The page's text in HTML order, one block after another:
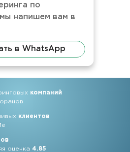
по
напишем вам в
в WhatsApp
компаний
клиентов
оценка4.85